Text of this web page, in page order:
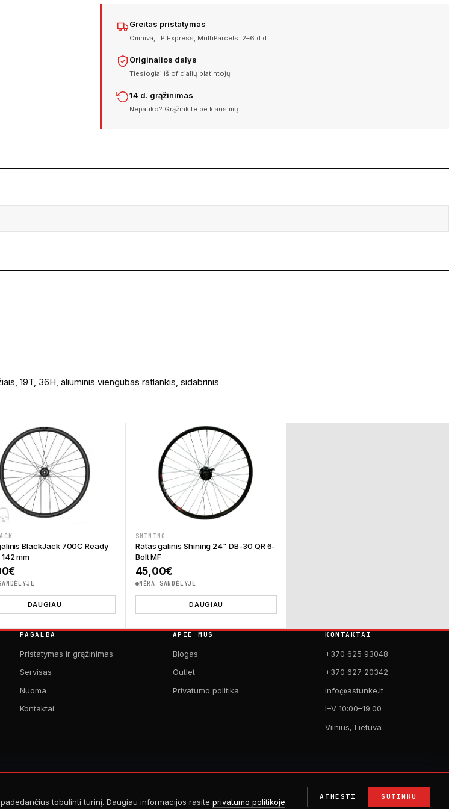
Greitas pristatymas
Omniva, LP Express, MultiParcels. 2–6 d.d.
Originalios dalys
Tiesiogiai iš oficialių platintojų
14 d. grąžinimas
Nepatiko? Grąžinkite be klausimų
19T, 36H, aliuminis viengubas ratlankis, sidabrinis
BlackJack 700C Ready
142 mm
€
DAUGIAU
SHINING
Ratas galinis Shining 24" DB-30 QR 6-
Bolt MF
45,00€
NĖRA SANDĖLYJE
DAUGIAU
PAGALBA
Pristatymas ir grąžinimas
Servisas
Nuoma
Kontaktai
APIE MUS
Blogas
Outlet
Privatumo politika
KONTAKTAI
+370 625 93048
+370 627 20342
info@astunke.lt
I–V 10:00–19:00
Vilnius, Lietuva
tobulinti turinį. Daugiau informacijos rasite privatumo politikoje.
ATMESTI SUTINKU